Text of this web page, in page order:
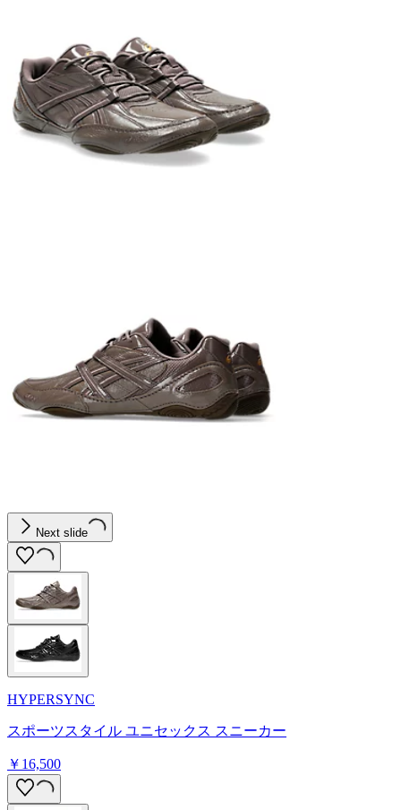
Next slide
HYPERSYNC
スポーツスタイル ユニセックス スニーカー
￥16,500